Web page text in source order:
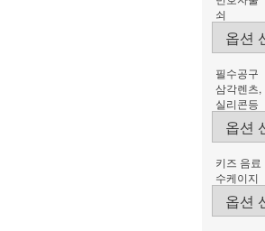
쇠
필수공구
삼각렌츠,
실리콘등
키즈 음료
수케이지